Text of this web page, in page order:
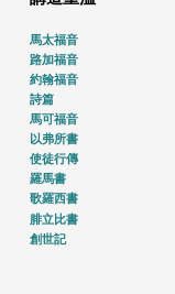
馬太福音
路加福音
約翰福音
詩篇
馬可福音
以弗所書
使徒行傳
羅馬書
歌羅西書
腓立比書
創世記